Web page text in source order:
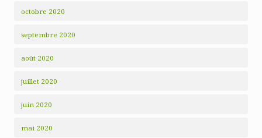
octobre 2020
septembre 2020
août 2020
juillet 2020
juin 2020
mai 2020